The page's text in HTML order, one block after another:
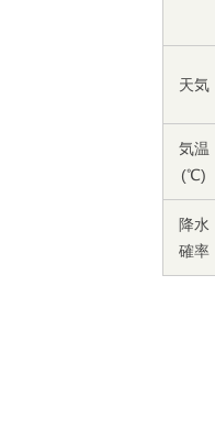
天気
気温
(℃)
降水
確率